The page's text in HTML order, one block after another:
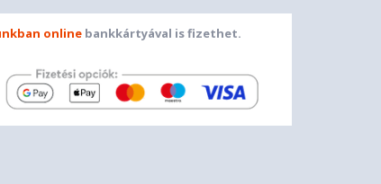
online bankkártyával is fizethet.